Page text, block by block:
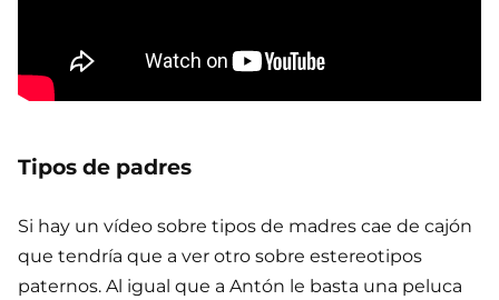
Tipos de padres
Si hay un vídeo sobre tipos de madres cae de cajón
que tendría que a ver otro sobre estereotipos
paternos. Al igual que a Antón le basta una peluca